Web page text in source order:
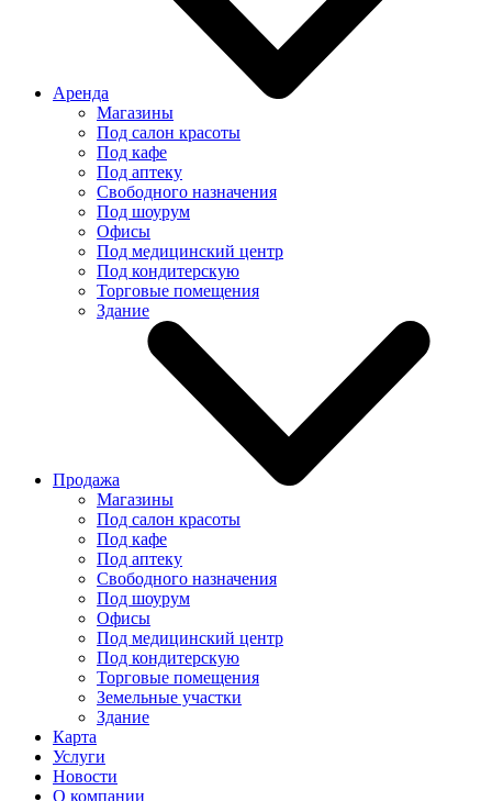
Аренда
Магазины
Под салон красоты
Под кафе
Под аптеку
Свободного назначения
Под шоурум
Офисы
Под медицинский центр
Под кондитерскую
Торговые помещения
Здание
Продажа
Магазины
Под салон красоты
Под кафе
Под аптеку
Свободного назначения
Под шоурум
Офисы
Под медицинский центр
Под кондитерскую
Торговые помещения
Земельные участки
Здание
Карта
Услуги
Новости
О компании